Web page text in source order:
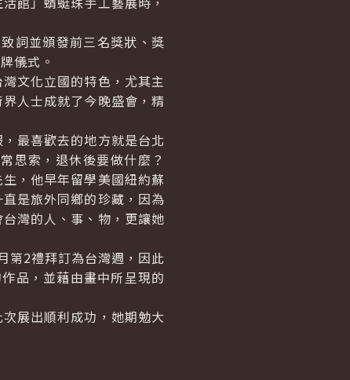
詞並頒發前三名獎狀、獎
儀式。
文化立國的特色，尤其主
人士成就了今晚盛會，精
最喜歡去的地方就是台北
思索，退休後要做什麼？
，他早年留學美國紐約蘇
是旅外同鄉的珍藏，因為
灣的人、事、物，更讓她
2禮拜訂為台灣週，因此
品，並藉由畫中所呈現的
展出順利成功，她期勉大